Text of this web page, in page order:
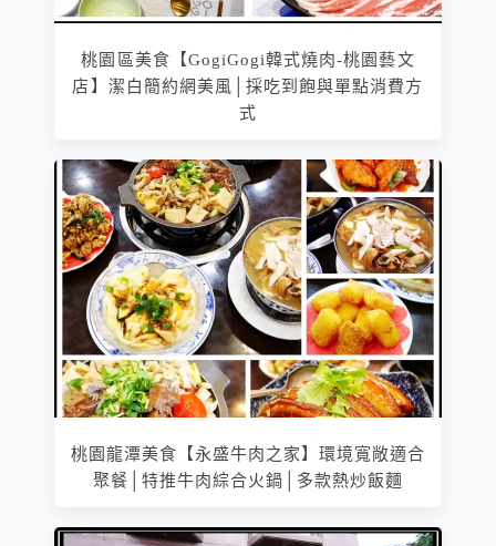
桃園區美食【GogiGogi韓式燒肉-桃園藝文
店】潔白簡約網美風│採吃到飽與單點消費方
式
桃園龍潭美食【永盛牛肉之家】環境寬敞適合
聚餐│特推牛肉綜合火鍋│多款熱炒飯麵